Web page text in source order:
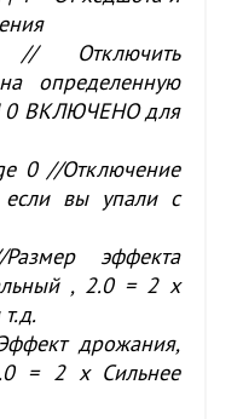
// Отключить
определенную
| 0 ВКЛЮЧЕНО для
0 //Отключение
вы упали с
эффекта
, 2.0 = 2 x
дрожания,
= 2 x Сильнее